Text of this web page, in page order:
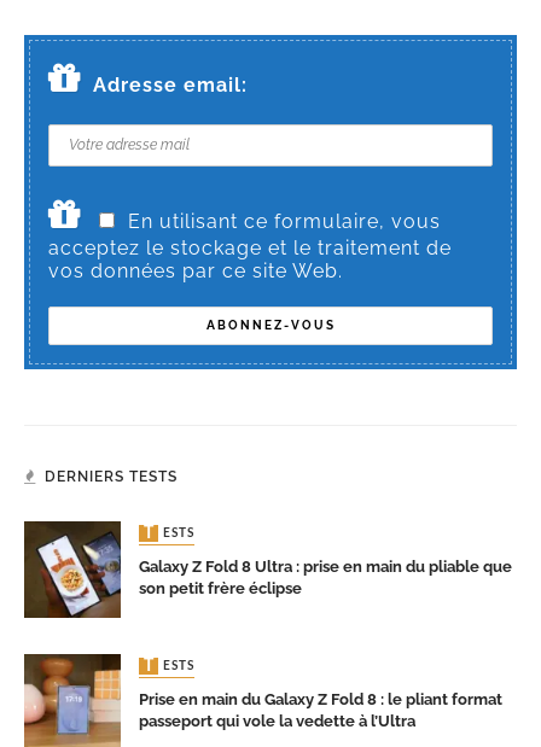
Adresse email:
En utilisant ce formulaire, vous
acceptez le stockage et le traitement de
vos données par ce site Web.
DERNIERS TESTS
TESTS
Galaxy Z Fold 8 Ultra : prise en main du pliable que
son petit frère éclipse
TESTS
Prise en main du Galaxy Z Fold 8 : le pliant format
passeport qui vole la vedette à l’Ultra